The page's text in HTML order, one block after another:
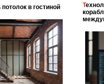
потолок в гостиной
Технологии в сфере автономных